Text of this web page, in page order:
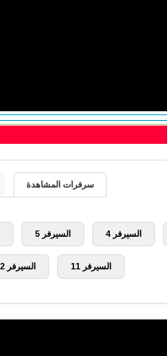
سرفرات المشاهدة
السيرفر 4 السيرفر 5
السيرفر 11 السيرفر 12